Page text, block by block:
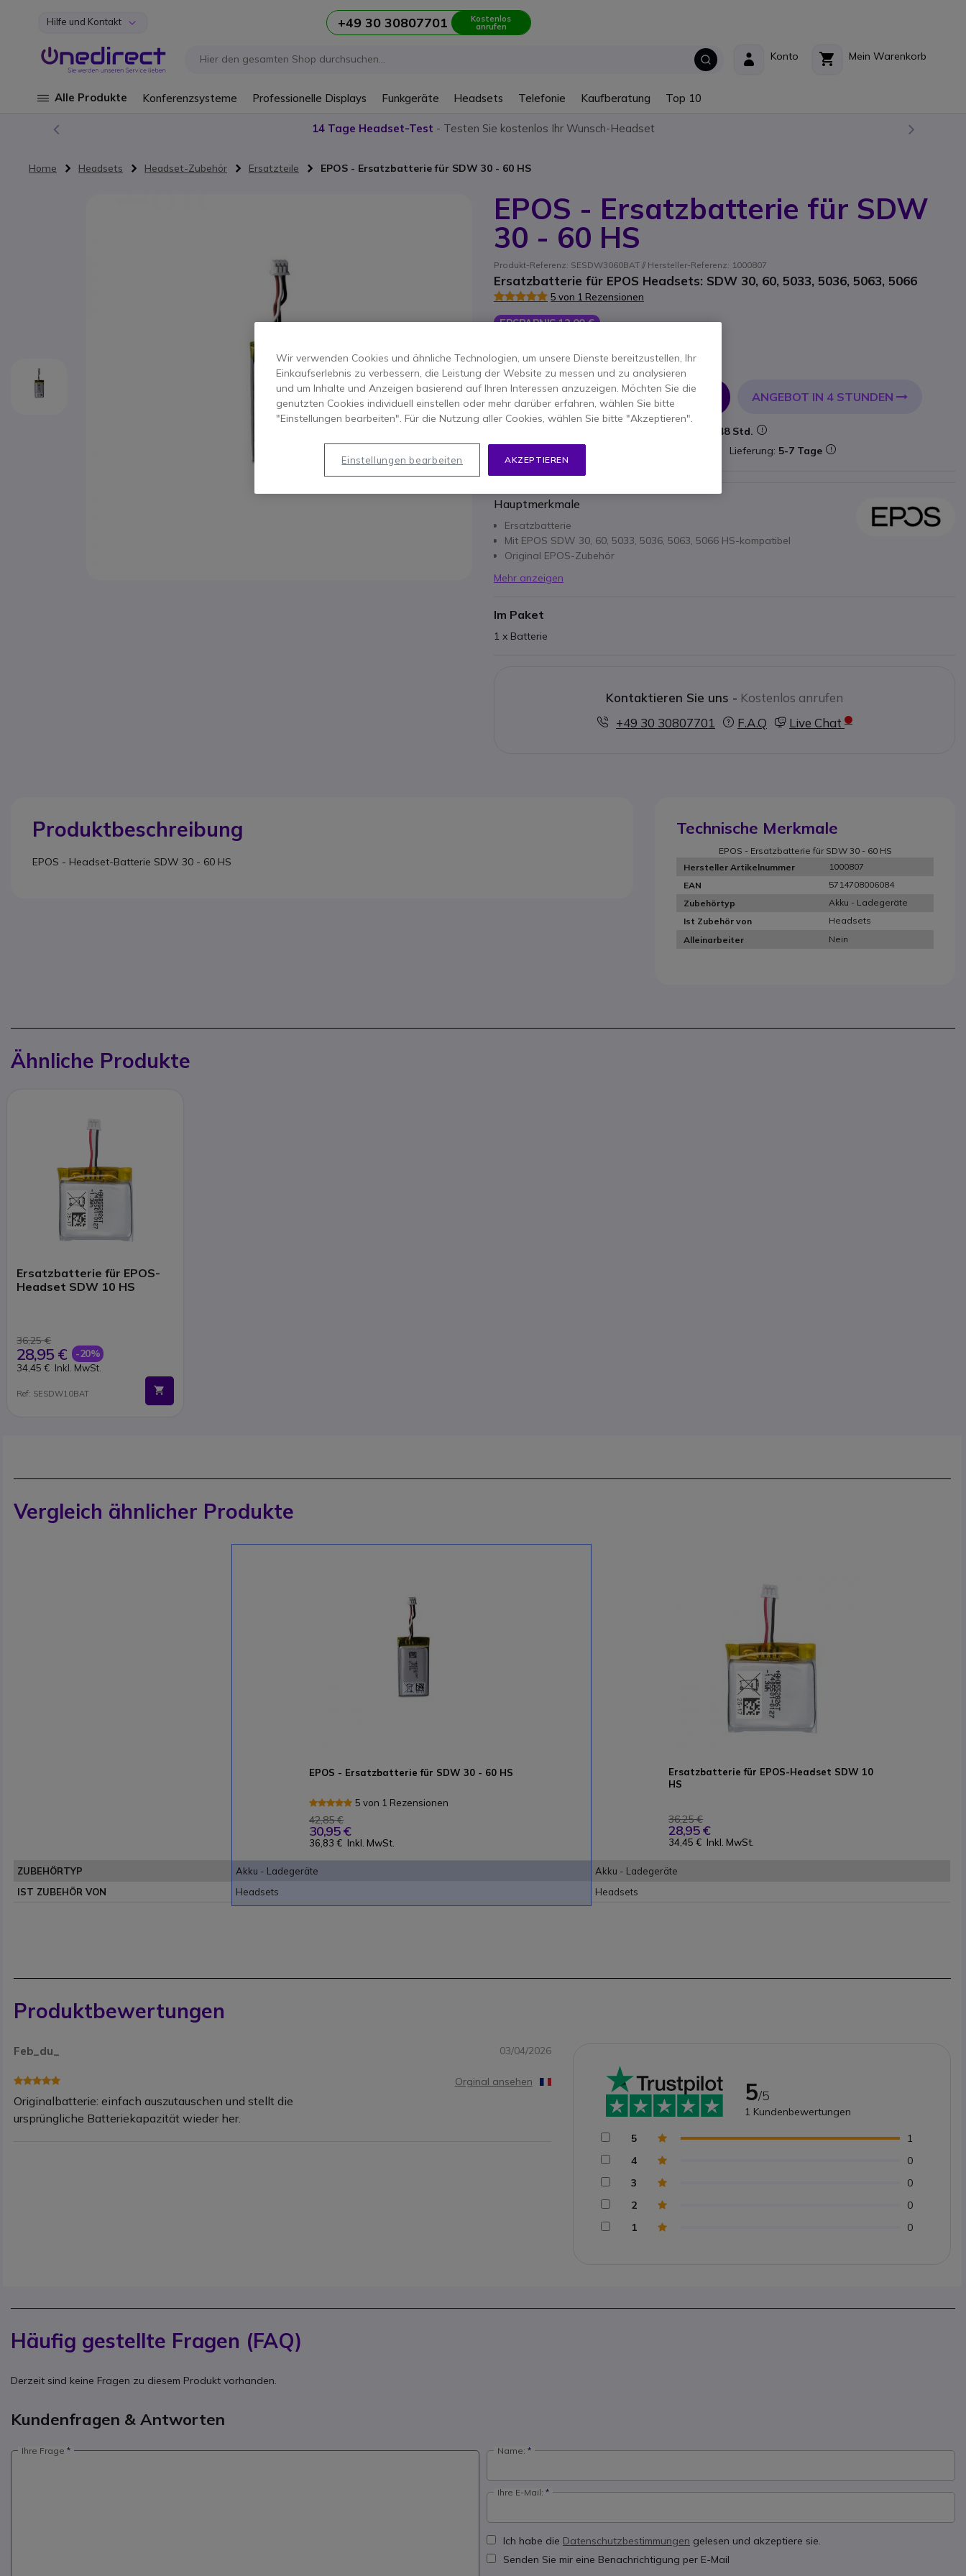
Zum Inhalt springen
Hilfe und Kontakt +49 30 30807701 Kostenlos
anrufen
Mein Warenkorb
Konto
Alle Produkte Konferenzsysteme Professionelle Displays Funkgeräte Headsets Telefonie Kaufberatung Top 10
14 Tage Headset-Test - Testen Sie kostenlos Ihr Wunsch-Headset
Home Headsets Headset-Zubehör Ersatzteile EPOS - Ersatzbatterie für SDW 30 - 60 HS
EPOS - Ersatzbatterie für SDW
30 - 60 HS
Produkt-Referenz: SESDW3060BAT // Hersteller-Referenz: 1000807
Ersatzbatterie für EPOS Headsets: SDW 30, 60, 5033, 5036, 5063, 5066
5 von 1 Rezensionen
ERSPARNIS 12,00 €
30,95 €- 36,83 € Inkl. MwSt.
Anzahl
IN DEN WARENKORB ANGEBOT IN 4 STUNDEN
24/48 Std.
Lieferung: 5-7 Tage
Hauptmerkmale
Ersatzbatterie
Mit EPOS SDW 30, 60, 5033, 5036, 5063, 5066 HS-kompatibel
Original EPOS-Zubehör
Mehr anzeigen
Im Paket
1 x Batterie
Kontaktieren Sie uns - Kostenlos anrufen
+49 30 30807701
F.A.Q Live Chat
Produktbeschreibung
EPOS - Headset-Batterie SDW 30 - 60 HS
Technische Merkmale
EPOS - Ersatzbatterie für SDW 30 - 60 HS
Hersteller Artikelnummer
1000807
EAN
5714708006084
Zubehörtyp
Akku - Ladegeräte
Ist Zubehör von
Headsets
Alleinarbeiter
Nein
Ähnliche Produkte
Ersatzbatterie für EPOS-
Headset SDW 10 HS
36,25 €
28,95 € -20%
34,45 € Inkl. MwSt.
Ref: SESDW10BAT
Vergleich ähnlicher Produkte
EPOS - Ersatzbatterie für SDW 30 - 60 HS
5 von 1 Rezensionen
42,85 €
30,95 €
36,83 € Inkl. MwSt.
Ersatzbatterie für EPOS-Headset SDW 10
HS
36,25 €
28,95 €
34,45 € Inkl. MwSt.
ZUBEHÖRTYP Akku - Ladegeräte
Akku - Ladegeräte
IST ZUBEHÖR VON
Headsets Headsets
Produktbewertungen
Feb_du_ 03/04/2026
Originalbatterie: einfach auszutauschen und stellt die
ursprüngliche Batteriekapazität wieder her.
Orginal ansehen 5/5
1 Kundenbewertungen
5
1
4
0
3
0
2
0
1
0
Häufig gestellte Fragen (FAQ)
Derzeit sind keine Fragen zu diesem Produkt vorhanden.
Kundenfragen & Antworten
Ihre Frage Name:
Ihre E-Mail:
Ich habe die Datenschutzbestimmungen gelesen und akzeptiere sie.
Senden Sie mir eine Benachrichtigung per E-Mail
Wir verwenden Cookies und ähnliche Technologien, um unsere Dienste bereitzustellen, Ihr
Einkaufserlebnis zu verbessern, die Leistung der Website zu messen und zu analysieren
und um Inhalte und Anzeigen basierend auf Ihren Interessen anzuzeigen. Möchten Sie die
genutzten Cookies individuell einstellen oder mehr darüber erfahren, wählen Sie bitte
"Einstellungen bearbeiten". Für die Nutzung aller Cookies, wählen Sie bitte "Akzeptieren".
AKZEPTIEREN
Einstellungen bearbeiten